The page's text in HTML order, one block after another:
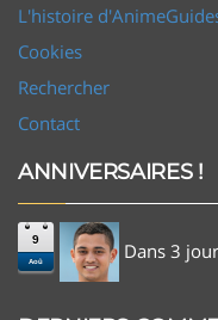
L'histoire
Cookies
Rechercher
Contact
ANNIVERSAIRES !
9
Aoû Dans 3